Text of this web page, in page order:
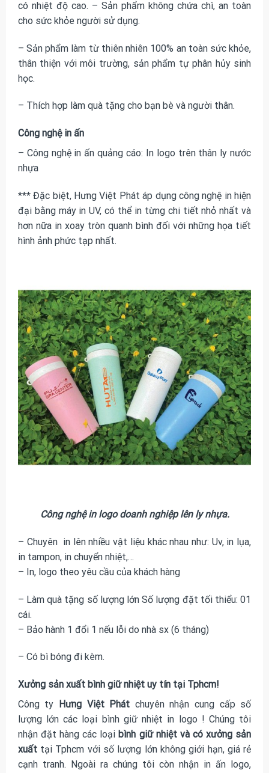
có nhiệt độ cao. – Sản phẩm không chứa chì, an toàn
cho sức khỏe người sử dụng.
– Sản phẩm làm từ thiên nhiên 100% an toàn sức khỏe,
thân thiện với môi trường, sản phẩm tự phân hủy sinh
học.
– Thích hợp làm quà tặng cho bạn bè và người thân.
Công nghệ in ấn
– Công nghệ in ấn quảng cáo: In logo trên thân ly nước
nhựa
*** Đặc biệt, Hưng Việt Phát áp dụng công nghệ in hiện
đại bằng máy in UV, có thể in từng chi tiết nhỏ nhất và
hơn nữa in xoay tròn quanh bình đối với những họa tiết
hình ảnh phức tạp nhất.
Công nghệ in logo doanh nghiệp lên ly nhựa.
– Chuyên in lên nhiều vật liệu khác nhau như: Uv, in lụa,
in tampon, in chuyển nhiệt,…
– In, logo theo yêu cầu của khách hàng
– Làm quà tặng số lượng lớn Số lượng đặt tối thiểu: 01
cái.
– Bảo hành 1 đổi 1 nếu lỗi do nhà sx (6 tháng)
– Có bì bóng đi kèm.
Xưởng sản xuất bình giữ nhiệt uy tín tại Tphcm!
Công ty
Hưng Việt Phát chuyên nhận cung cấp số
lượng lớn các loại bình giữ nhiệt in logo ! Chúng tôi
nhận đặt hàng các loại bình giữ nhiệt và có xưởng sản
xuấttại Tphcm với số lượng lớn không giới hạn, giá rẻ
cạnh tranh. Ngoài ra chúng tôi còn nhận in ấn logo,